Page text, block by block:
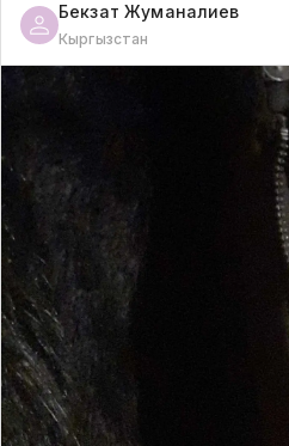
Бекзат Жуманалиев
Кыргызстан